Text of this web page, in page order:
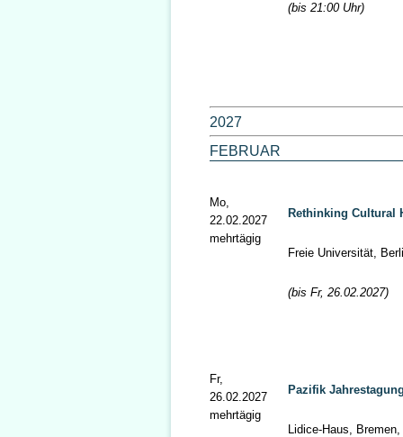
(bis 21:00 Uhr)
2027
FEBRUAR
Mo,
22.02.2027
mehrtägig
Rethinking Cultural
Freie Universität,
(bis Fr, 26.02.2027)
Fr,
26.02.2027
mehrtägig
Pazifik
Lidice-Haus,